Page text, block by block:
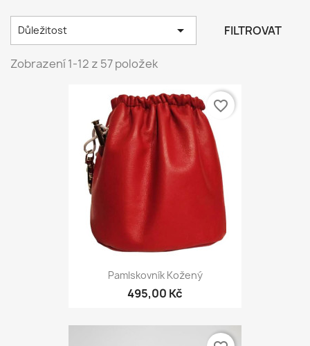
Důležitost  FILTROVAT
Zobrazení 1-12 z 57 položek
Pamlskovník Kožený
495,00 Kč
favorite_border